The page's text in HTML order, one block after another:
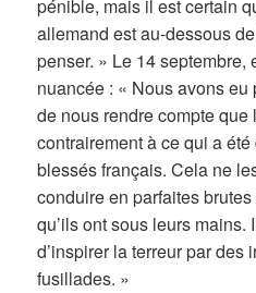
pénible, mais il est certain
allemand est au-dessous
penser. » Le 14 septembre,
nuancée : « Nous avons eu
de nous rendre compte que
contrairement à ce qui a
blessés français. Cela ne
conduire en parfaites
qu’ils ont sous leurs mains.
d’inspirer la terreur par des
fusillades. »